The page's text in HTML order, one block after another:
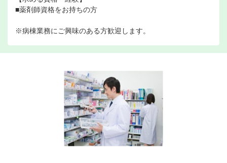
■薬剤師資格をお持ちの方
※病棟業務にご興味のある方歓迎します。